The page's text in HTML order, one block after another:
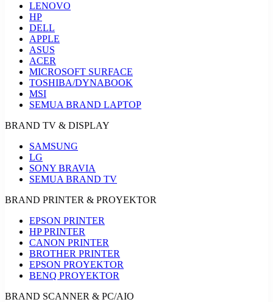
LENOVO
HP
DELL
APPLE
ASUS
ACER
MICROSOFT SURFACE
TOSHIBA/DYNABOOK
MSI
SEMUA BRAND LAPTOP
BRAND TV & DISPLAY
SAMSUNG
LG
SONY BRAVIA
SEMUA BRAND TV
BRAND PRINTER & PROYEKTOR
EPSON PRINTER
HP PRINTER
CANON PRINTER
BROTHER PRINTER
EPSON PROYEKTOR
BENQ PROYEKTOR
BRAND SCANNER & PC/AIO